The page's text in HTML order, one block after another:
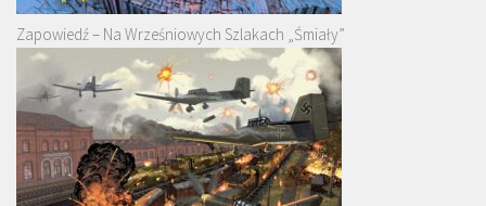
Zapowiedź – Na Wrześniowych Szlakach „Śmiały”